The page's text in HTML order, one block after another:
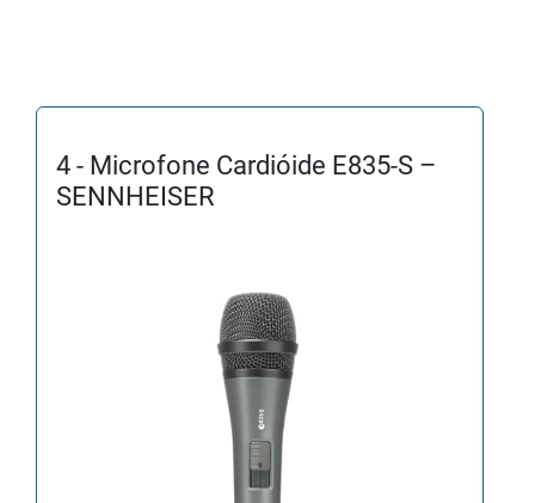
4 - Microfone Cardióide E835-S –
SENNHEISER